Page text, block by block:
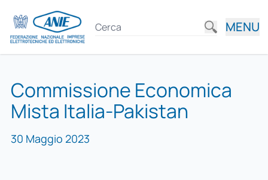
MENU
Commissione Economica
Mista Italia-Pakistan
30 Maggio 2023